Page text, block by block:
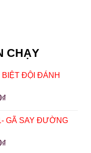
CHẠY
BIỆT ĐỘI ĐÁNH
₫
GÃ SAY ĐƯỜNG
₫